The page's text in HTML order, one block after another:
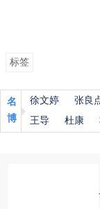
标签
名
博
徐文婷 张良
王导
杜康